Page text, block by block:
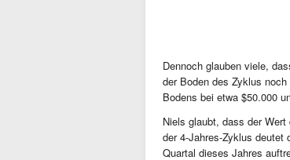
Dennoch glauben viele,
der Boden des Zyklus
Bodens bei etwa $50.000
Niels glaubt, dass der
der 4-Jahres-Zyklus deutet
Quartal dieses Jahres